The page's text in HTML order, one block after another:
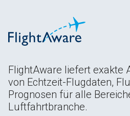
FlightAware liefert exakte
von Echtzeit-Flugdaten,
Prognosen für alle
Luftfahrtbranche.